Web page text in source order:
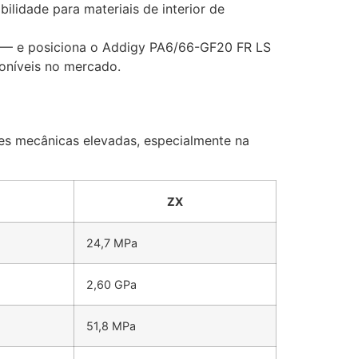
para materiais de interior de
e posiciona o Addigy PA6/66-GF20 FR LS
no mercado.
mecânicas elevadas, especialmente na
ZX
24,7 MPa
2,60 GPa
51,8 MPa